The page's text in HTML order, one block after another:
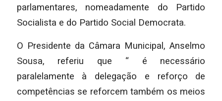
parlamentares, nomeadamente do Partido
Socialista e do Partido Social Democrata.
O Presidente da Câmara Municipal, Anselmo
Sousa, referiu que “ é necessário
paralelamente à delegação e reforço de
competências se reforcem também os meios